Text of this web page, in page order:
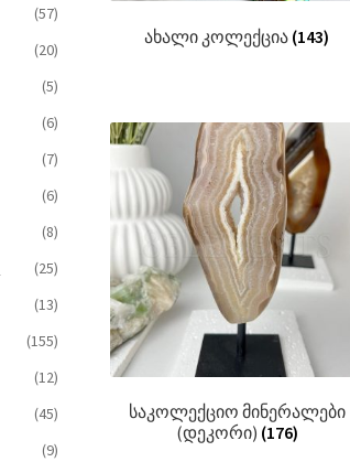
ახალი კოლექცია (143)
საკოლექციო მინერალები
(დეკორი) (176)
(57)
(20)
(5)
(6)
(7)
(6)
(8)
(25)
(13)
(155)
(12)
(45)
(9)